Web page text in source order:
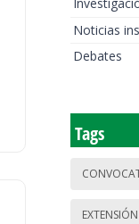
Noticias
Debates
Tags
EXTENSIÓN